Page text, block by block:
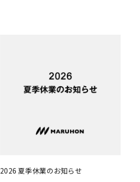
2026 夏季休業のお知らせ